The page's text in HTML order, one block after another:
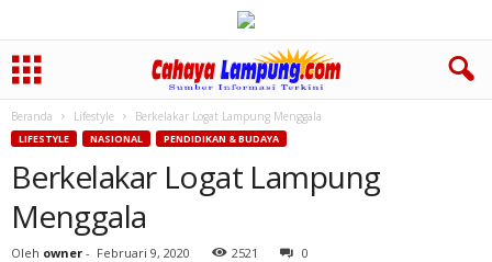
Beranda Lifestyle Berkelakar Logat Lampung Menggala
LIFESTYLE NASIONAL PENDIDIKAN & BUDAYA
Berkelakar Logat Lampung
Menggala
Oleh owner - Februari 9, 2020 2521 0